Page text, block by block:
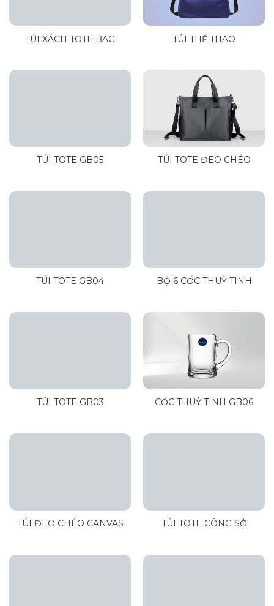
TÚI XÁCH TOTE BAG TÚI THỂ THAO
TÚI TOTE GB05 TÚI TOTE ĐEO CHÉO
TÚI TOTE GB04 BỘ 6 CỐC THUỶ TINH
TÚI TOTE GB03 CỐC THUỶ TINH GB06
TÚI ĐEO CHÉO CANVAS TÚI TOTE CÔNG SỞ